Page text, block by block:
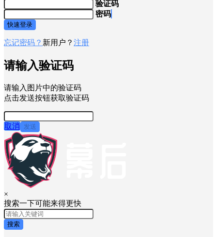
验证码
密码
快速登录
忘记密码？ 新用户？ 注册
请输入验证码
请输入图片中的验证码
点击发送按钮获取验证码
取消 发送
×
搜索一下可能来得更快
搜索